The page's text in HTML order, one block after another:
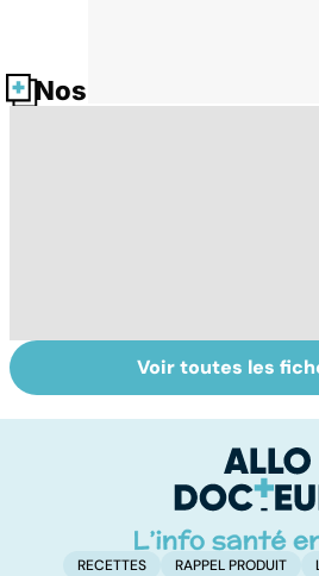
Nos fiches santé
Muscler ses
abdos pour
Voir toutes les
RECETTES RAPPEL PRODUIT